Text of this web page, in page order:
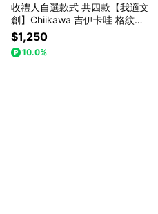
收禮人自選款式 共四款【我適文
創】Chiikawa 吉伊卡哇 格紋化
妝包
$1,250
10.0%